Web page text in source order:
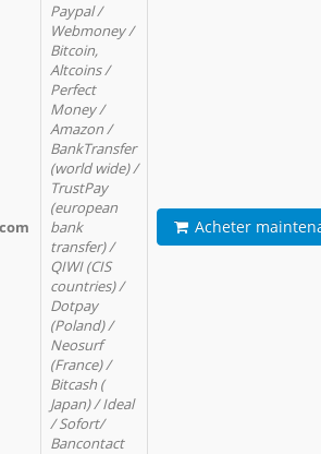
Paypal /
Webmoney /
Bitcoin,
Altcoins /
Perfect
Money /
Amazon /
BankTransfer
(world wide) /
TrustPay
(european
bank
transfer) /
QIWI (CIS
countries) /
Dotpay
(Poland) /
Neosurf
(France) /
Bitcash (
Japan) / Ideal
/ Sofort/
Bancontact
Acheter